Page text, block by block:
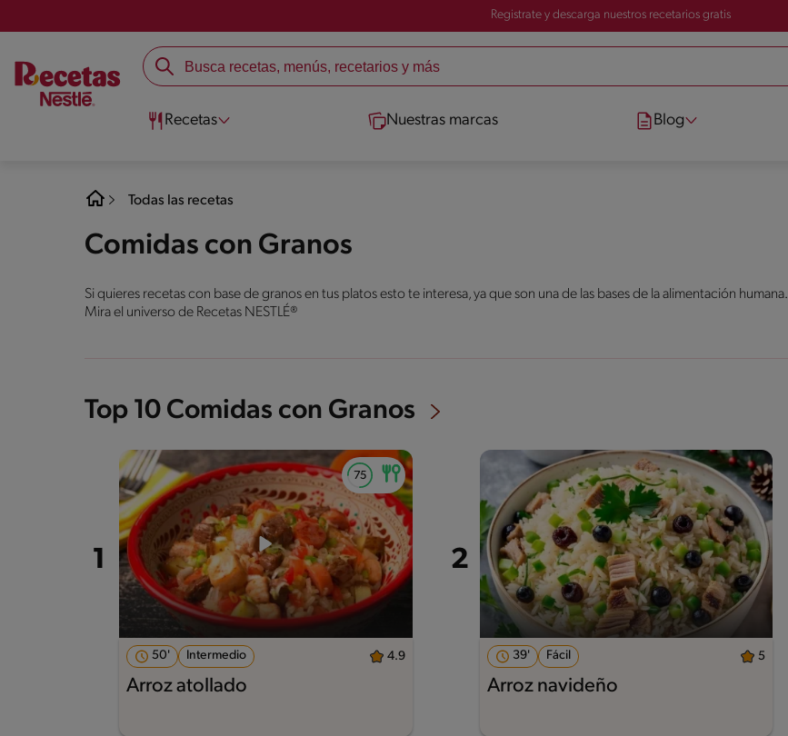
Registrate y descarga nuestros recetarios gratis
Recetas Nuestras marcas Blog
Todas las recetas
Comidas con Granos
Si quieres recetas con base de granos en tus platos esto te interesa, ya que son una de las bases de la alimentación humana.
Mira el universo de Recetas NESTLÉ®
Top 10 Comidas con Granos
50' Intermedio 4.9
Arroz atollado
39' Fácil 5
Arroz navideño